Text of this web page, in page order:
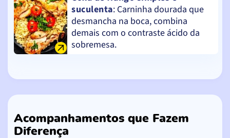
suculenta: Carninha dourada que
desmancha na boca, combina
demais com o contraste ácido da
sobremesa.
Acompanhamentos que Fazem
Diferença